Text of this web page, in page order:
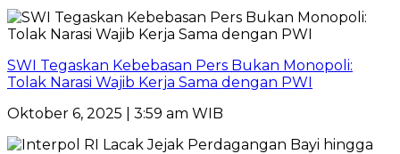
SWI Tegaskan Kebebasan Pers Bukan Monopoli:
Tolak Narasi Wajib Kerja Sama dengan PWI
Oktober 6, 2025 | 3:59 am WIB